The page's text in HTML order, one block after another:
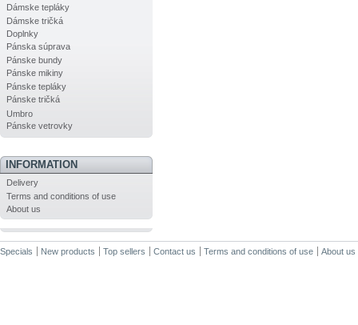
Dámske tepláky
Dámske tričká
Doplnky
Pánska súprava
Pánske bundy
Pánske mikiny
Pánske tepláky
Pánske tričká
Umbro
Pánske vetrovky
INFORMATION
Delivery
Terms and conditions of use
About us
Specials New products Top sellers Contact us Terms and conditions of use About us